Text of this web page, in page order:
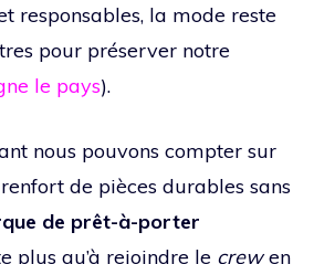
responsables, la mode reste
pour préserver notre
le pays).
nous pouvons compter sur
de pièces durables sans
de prêt-à-porter
plus qu’à rejoindre le crewen